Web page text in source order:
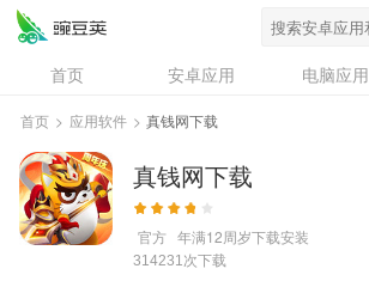
首页 安卓应用 电脑应用
资讯
专题
问答
首页 > 应用软件 > 真钱网下载
真钱网下载
官方 年满12周岁下载安装
314231次下载